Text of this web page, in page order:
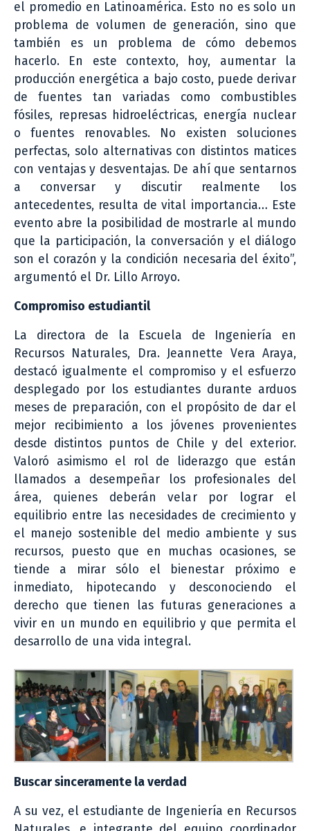
el promedio en Latinoamérica. Esto no es solo un
problema de volumen de generación, sino que
también es un problema de cómo debemos
hacerlo. En este contexto, hoy, aumentar la
producción energética a bajo costo, puede derivar
de fuentes tan variadas como combustibles
fósiles, represas hidroeléctricas, energía nuclear
o fuentes renovables. No existen soluciones
perfectas, solo alternativas con distintos matices
con ventajas y desventajas. De ahí que sentarnos
a conversar y discutir realmente los
antecedentes, resulta de vital importancia… Este
evento abre la posibilidad de mostrarle al mundo
que la participación, la conversación y el diálogo
son el corazón y la condición necesaria del éxito”,
argumentó el Dr. Lillo Arroyo.
Compromiso estudiantil
La directora de la Escuela de Ingeniería en
Recursos Naturales, Dra. Jeannette Vera Araya,
destacó igualmente el compromiso y el esfuerzo
desplegado por los estudiantes durante arduos
meses de preparación, con el propósito de dar el
mejor recibimiento a los jóvenes provenientes
desde distintos puntos de Chile y del exterior.
Valoró asimismo el rol de liderazgo que están
llamados a desempeñar los profesionales del
área, quienes deberán velar por lograr el
equilibrio entre las necesidades de crecimiento y
el manejo sostenible del medio ambiente y sus
recursos, puesto que en muchas ocasiones, se
tiende a mirar sólo el bienestar próximo e
inmediato, hipotecando y desconociendo el
derecho que tienen las futuras generaciones a
vivir en un mundo en equilibrio y que permita el
desarrollo de una vida integral.
Buscar sinceramente la verdad
A su vez, el estudiante de Ingeniería en Recursos